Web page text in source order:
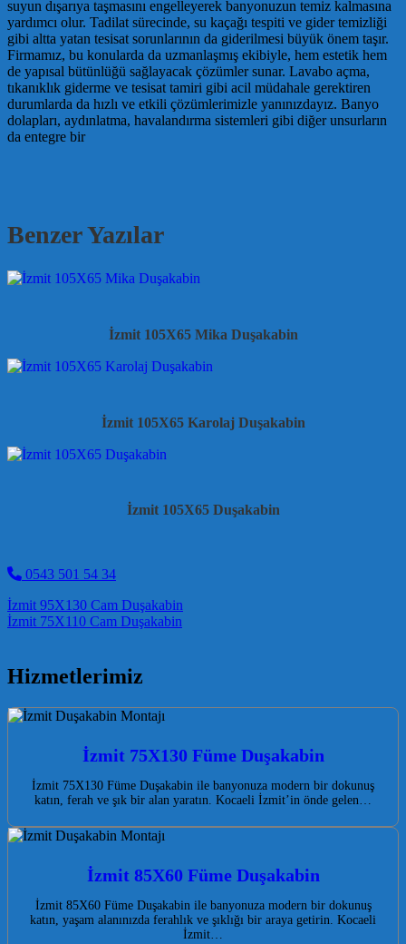
suyun dışarıya taşmasını engelleyerek banyonuzun temiz kalmasına
yardımcı olur. Tadilat sürecinde, su kaçağı tespiti ve gider temizliği
gibi altta yatan tesisat sorunlarının da giderilmesi büyük önem taşır.
Firmamız, bu konularda da uzmanlaşmış ekibiyle, hem estetik hem
de yapısal bütünlüğü sağlayacak çözümler sunar. Lavabo açma,
tıkanıklık giderme ve tesisat tamiri gibi acil müdahale gerektiren
durumlarda da hızlı ve etkili çözümlerimizle yanınızdayız. Banyo
dolapları, aydınlatma, havalandırma sistemleri gibi diğer unsurların
da entegre bir
Benzer Yazılar
İzmit 105X65 Mika Duşakabin
İzmit 105X65 Karolaj Duşakabin
İzmit 105X65 Duşakabin
0543 501 54 34
Post navigation
İzmit 95X130 Cam Duşakabin
İzmit 75X110 Cam Duşakabin
Hizmetlerimiz
İzmit 75X130 Füme Duşakabin
İzmit 75X130 Füme Duşakabin ile banyonuza modern bir dokunuş
katın, ferah ve şık bir alan yaratın. Kocaeli İzmit’in önde gelen…
İzmit 85X60 Füme Duşakabin
İzmit 85X60 Füme Duşakabin ile banyonuza modern bir dokunuş
katın, yaşam alanınızda ferahlık ve şıklığı bir araya getirin. Kocaeli
İzmit…